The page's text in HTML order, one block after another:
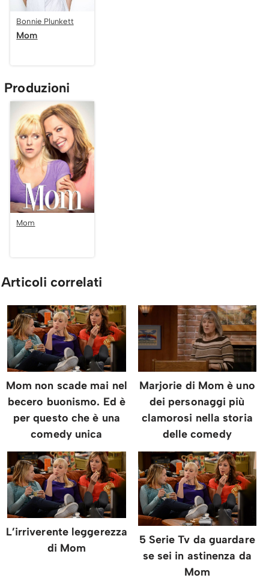
Bonnie Plunkett
Mom
Produzioni
Mom
Articoli correlati
Mom non scade mai nel
becero buonismo. Ed è
per questo che è una
comedy unica
Marjorie di Mom è uno
dei personaggi più
clamorosi nella storia
delle comedy
L’irriverente leggerezza
di Mom
5 Serie Tv da guardare
se sei in astinenza da
Mom